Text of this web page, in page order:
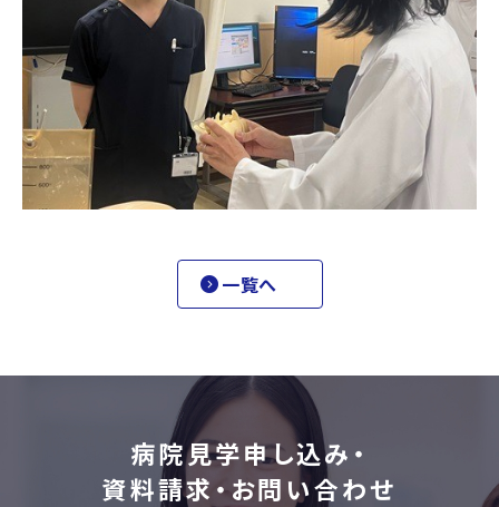
一覧へ
病院見学申し込み・
資料請求・お問い合わせ